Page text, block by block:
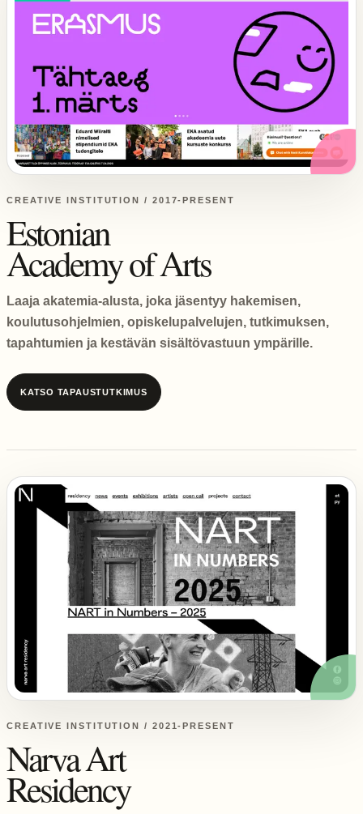
CREATIVE INSTITUTION / 2017-PRESENT
Estonian
Academy of Arts
Laaja akatemia-alusta, joka jäsentyy hakemisen,
koulutusohjelmien, opiskelupalvelujen, tutkimuksen,
tapahtumien ja kestävän sisältövastuun ympärille.
KATSO TAPAUSTUTKIMUS
CREATIVE INSTITUTION / 2021-PRESENT
Narva Art
Residency